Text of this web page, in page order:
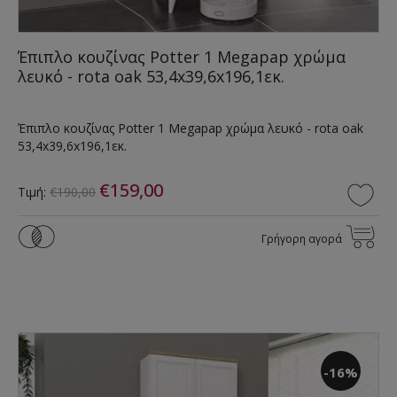
Έπιπλο κουζίνας Potter 1 Megapap χρώμα
λευκό - rota oak 53,4x39,6x196,1εκ.
Έπιπλο κουζίνας Potter 1 Megapap χρώμα λευκό - rota oak
53,4x39,6x196,1εκ.
Τιμή: €190,00 €159,00
Γρήγορη αγορά
-16%